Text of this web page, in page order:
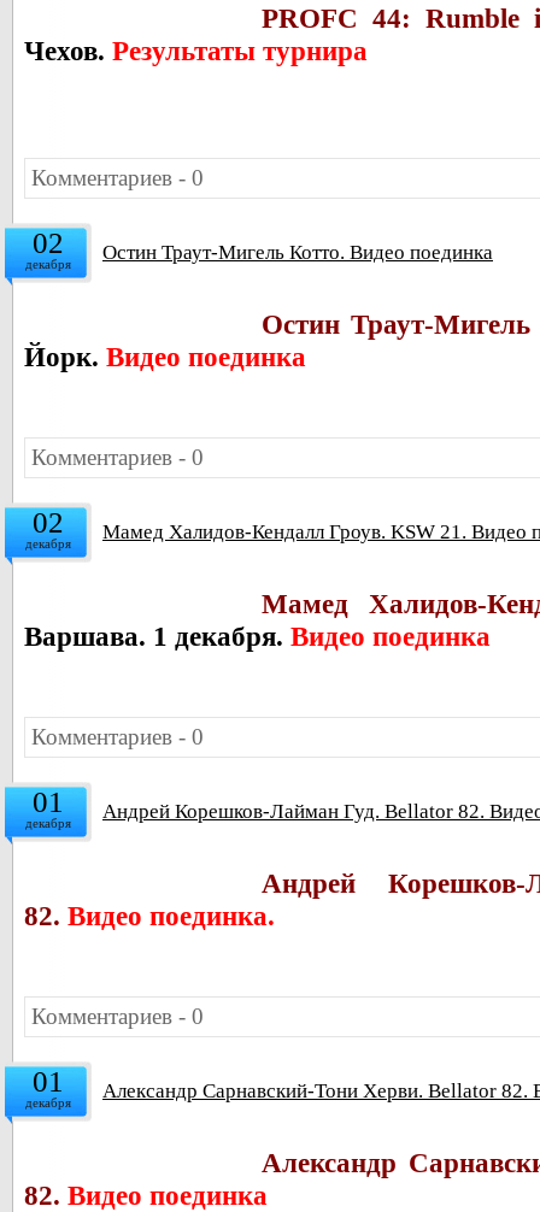
PROFC 44: Rumble
Чехов. Результаты турнира
Комментариев - 0
02
декабря Остин Траут-Мигель Котто. Видео поединка
Остин Траут-Мигель
Йорк. Видео поединка
Комментариев - 0
02
декабря Мамед Халидов-Кендалл Гроув. KSW 21. Видео
Мамед Халидов-
Варшава. 1 декабря. Видео поединка
Комментариев - 0
01
декабря Андрей Корешков-Лайман Гуд. Bellator 82.
Андрей
82. Видео поединка.
Комментариев - 0
01
декабря Александр Сарнавский-Тони Херви. Bellator 82.
Александр
82. Видео поединка